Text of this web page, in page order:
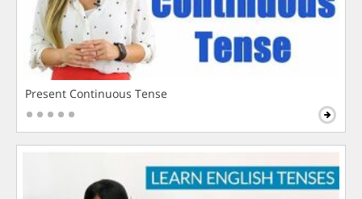
Present Continuous Tense